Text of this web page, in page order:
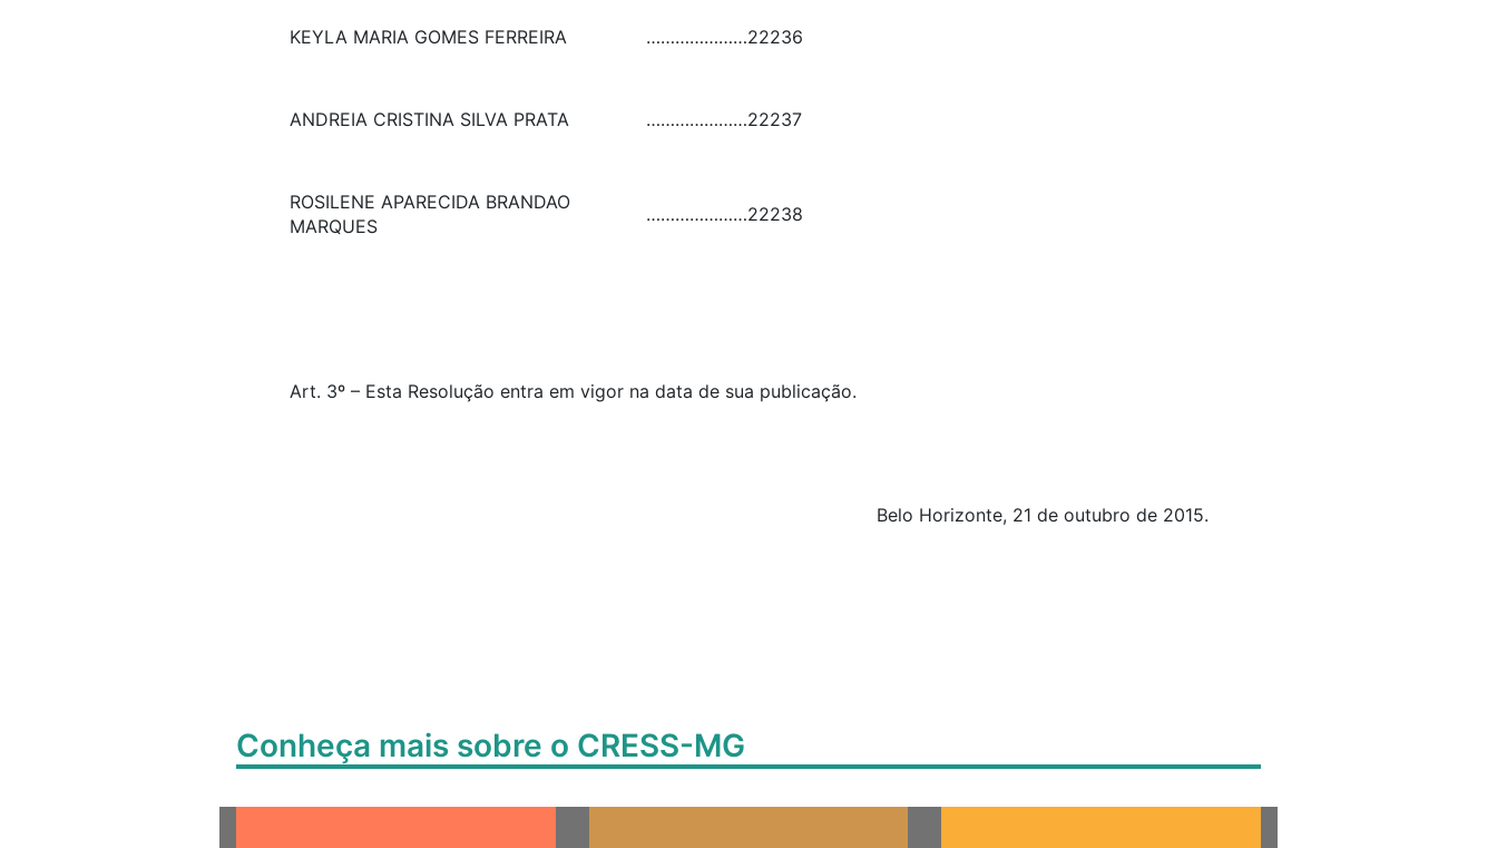
KEYLA MARIA GOMES FERREIRA …………………22236
ANDREIA CRISTINA SILVA PRATA …………………22237
ROSILENE APARECIDA BRANDAO
MARQUES
…………………22238
Art. 3º – Esta Resolução entra em vigor na data de sua publicação.
Belo Horizonte, 21 de outubro de 2015.
Conheça mais sobre o CRESS-MG